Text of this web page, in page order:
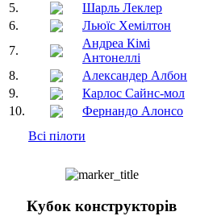
5.
Шарль Леклер
6.
Льюїс Хемілтон
7.
Андреа Кімі
Антонеллі
8.
Александер Албон
9.
Карлос Сайнс-мол
10.
Фернандо Алонсо
Всі пілоти
Кубок конструкторів